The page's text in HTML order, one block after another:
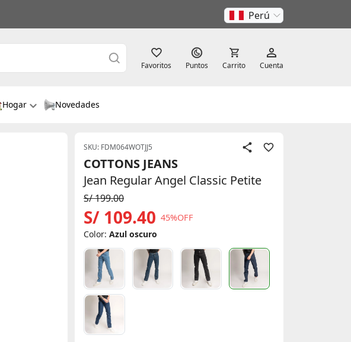
Perú
Favoritos Puntos Carrito Cuenta
Hogar Novedades
SKU: FDM064WOTJJ5
COTTONS JEANS
Jean Regular Angel Classic Petite
S/ 199.00
S/ 109.40 45%OFF
Color: Azul oscuro